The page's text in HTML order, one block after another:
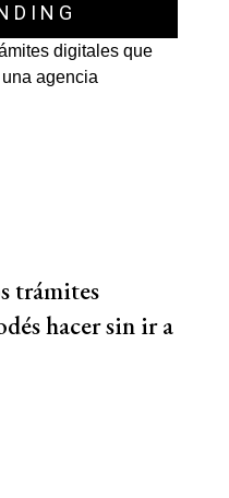
trámites
hacer sin ir a